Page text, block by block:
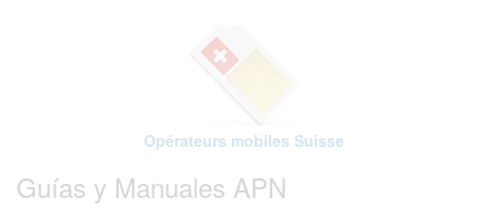
Opérateurs mobiles Suisse
Guías y Manuales APN